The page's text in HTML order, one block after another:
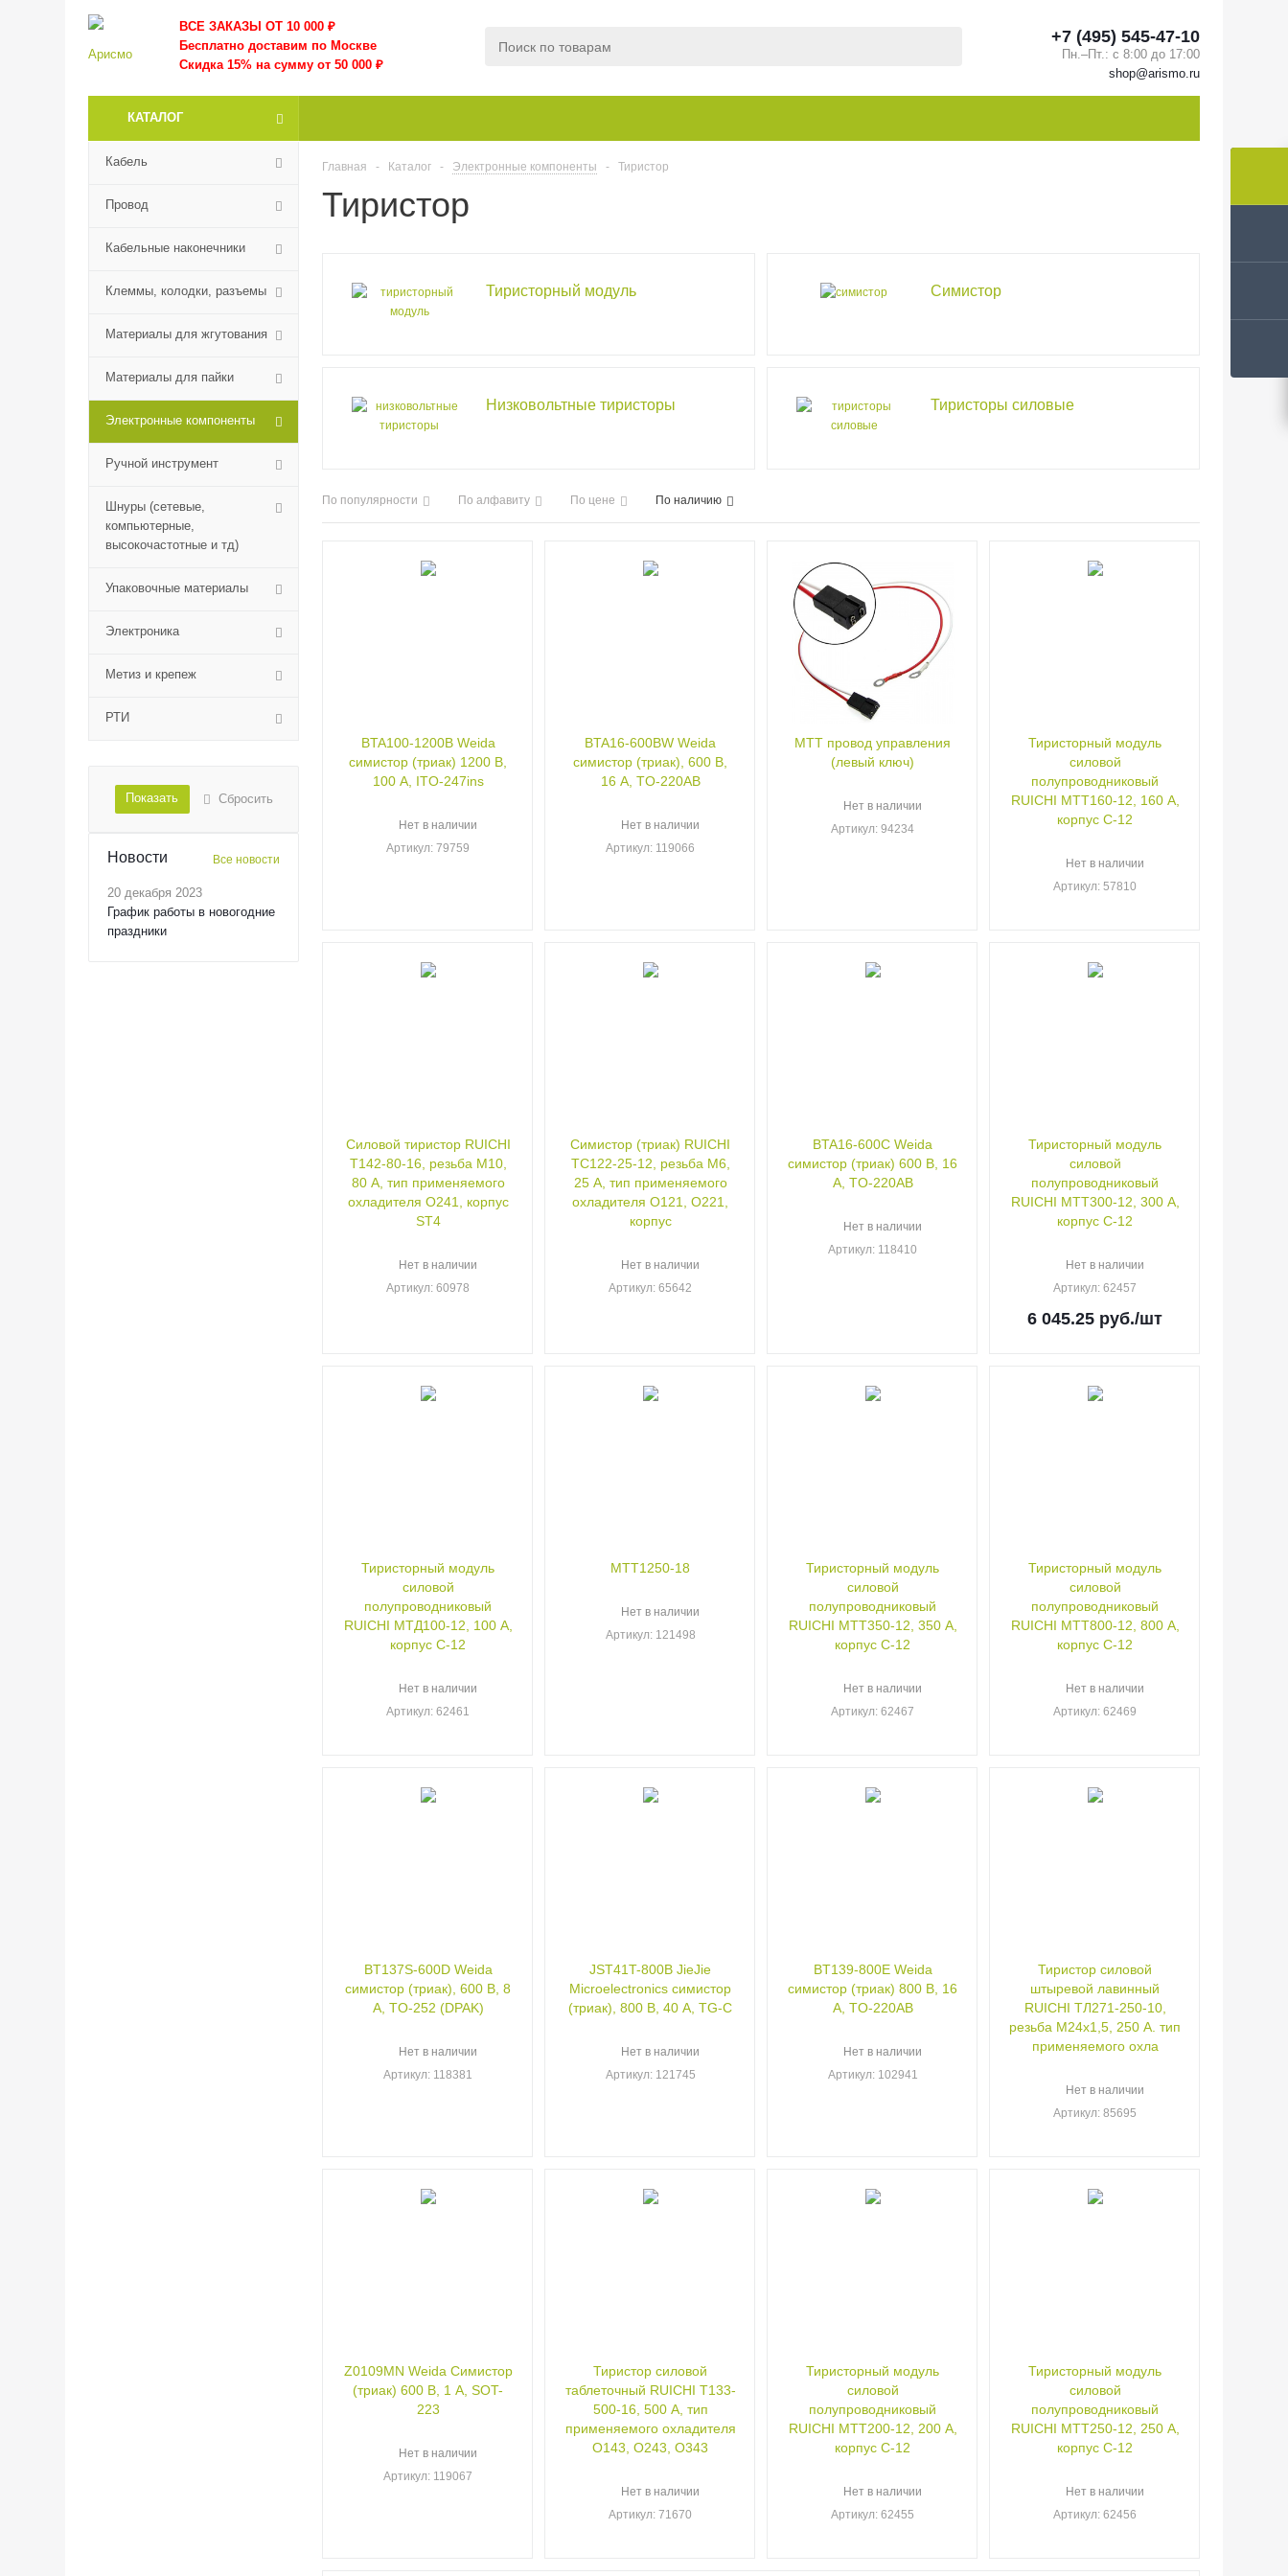
ВСЕ ЗАКАЗЫ ОТ 10 000 ₽
Бесплатно доставим по Москве
Скидка 15% на сумму от 50 000 ₽
+7 (495) 545-47-10
Пн.–Пт.: с 8:00 до 17:00
shop@arismo.ru
КАТАЛОГ
Кабель
Провод
Кабельные наконечники
Клеммы, колодки, разъемы
Материалы для жгутования
Материалы для пайки
Электронные компоненты
Ручной инструмент
Шнуры (сетевые,
компьютерные,
высокочастотные и тд)
Упаковочные материалы
Электроника
Метиз и крепеж
РТИ
Показать Сбросить
Новости Все новости
20 декабря 2023
График работы в новогодние
праздники
Главная - Каталог - Электронные компоненты - Тиристор
Тиристор
Тиристорный модуль Симистор
Низковольтные тиристоры Тиристоры силовые
По популярности По алфавиту По цене По наличию
BTA100-1200B Weida
симистор (триак) 1200 В,
100 А, ITO-247ins
Нет в наличии
Артикул: 79759
BTA16-600BW Weida
симистор (триак), 600 В,
16 А, TO-220AB
Нет в наличии
Артикул: 119066
МТТ провод управления
(левый ключ)
Нет в наличии
Артикул: 94234
Тиристорный модуль
силовой
полупроводниковый
RUICHI МТТ160-12, 160 А,
корпус С-12
Нет в наличии
Артикул: 57810
Силовой тиристор RUICHI
Т142-80-16, резьба М10,
80 А, тип применяемого
охладителя О241, корпус
ST4
Нет в наличии
Артикул: 60978
Симистор (триак) RUICHI
ТС122-25-12, резьба М6,
25 А, тип применяемого
охладителя О121, О221,
корпус
Нет в наличии
Артикул: 65642
BTA16-600C Weida
симистор (триак) 600 В, 16
А, TO-220AB
Нет в наличии
Артикул: 118410
Тиристорный модуль
силовой
полупроводниковый
RUICHI МТТ300-12, 300 А,
корпус С-12
Нет в наличии
Артикул: 62457
6 045.25 руб./шт
Тиристорный модуль
силовой
полупроводниковый
RUICHI МТД100-12, 100 А,
корпус С-12
Нет в наличии
Артикул: 62461
МТТ1250-18
Нет в наличии
Артикул: 121498
Тиристорный модуль
силовой
полупроводниковый
RUICHI МТТ350-12, 350 А,
корпус С-12
Нет в наличии
Артикул: 62467
Тиристорный модуль
силовой
полупроводниковый
RUICHI МТТ800-12, 800 А,
корпус С-12
Нет в наличии
Артикул: 62469
BT137S-600D Weida
симистор (триак), 600 В, 8
А, TO-252 (DPAK)
Нет в наличии
Артикул: 118381
JST41T-800B JieJie
Microelectronics симистор
(триак), 800 В, 40 А, TG-C
Нет в наличии
Артикул: 121745
BT139-800E Weida
симистор (триак) 800 В, 16
А, TO-220AB
Нет в наличии
Артикул: 102941
Тиристор силовой
штыревой лавинный
RUICHI ТЛ271-250-10,
резьба М24х1,5, 250 А. тип
применяемого охла
Нет в наличии
Артикул: 85695
Z0109MN Weida Симистор
(триак) 600 В, 1 А, SOT-
223
Нет в наличии
Артикул: 119067
Тиристор силовой
таблеточный RUICHI Т133-
500-16, 500 А, тип
применяемого охладителя
О143, О243, О343
Нет в наличии
Артикул: 71670
Тиристорный модуль
силовой
полупроводниковый
RUICHI МТТ200-12, 200 А,
корпус С-12
Нет в наличии
Артикул: 62455
Тиристорный модуль
силовой
полупроводниковый
RUICHI МТТ250-12, 250 А,
корпус С-12
Нет в наличии
Артикул: 62456